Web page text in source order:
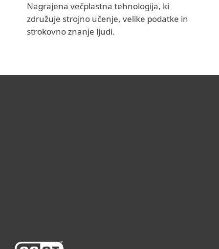
Nagrajena večplastna tehnologija, ki
združuje strojno učenje, velike podatke in
strokovno znanje ljudi.